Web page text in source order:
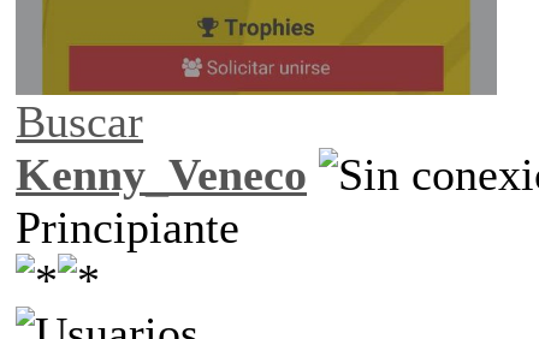
Buscar
Kenny_Veneco
Principiante